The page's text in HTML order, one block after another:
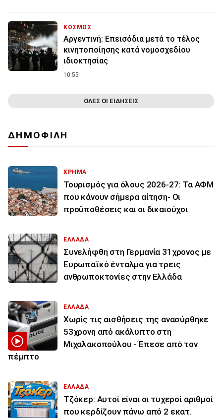
ΚΟΣΜΟΣ
Αργεντινή: Επεισόδια μετά το τέλος
κινητοποίησης κατά νομοσχεδίου
ιδιοκτησίας
10:55
ΟΛΕΣ ΟΙ ΕΙΔΗΣΕΙΣ
ΔΗΜΟΦΙΛΗ
ΧΡΗΜΑ
Τουρισμός για όλους 2026-27: Τα ΑΦΜ
που κάνουν σήμερα αίτηση- Οι
προϋποθέσεις και οι δικαιούχοι
ΕΛΛΑΔΑ
Συνελήφθη στη Γερμανία 31χρονος με
Ευρωπαϊκό ένταλμα για τρεις
ανθρωποκτονίες στην Ελλάδα
ΕΛΛΑΔΑ
Χωρίς τις αισθήσεις της ανασύρθηκε
53χρονη από ακάλυπτο στη
Μιχαλακοπούλου - Έπεσε από τον
πέμπτο
ΕΛΛΑΔΑ
Τζόκερ: Αυτοί είναι οι τυχεροί αριθμοί
που κερδίζουν πάνω από 2 εκατ.